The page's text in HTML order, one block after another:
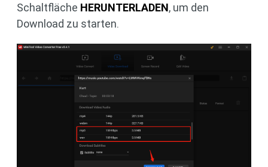
Schaltfläche HERUNTERLADEN, um den
Download zu starten.